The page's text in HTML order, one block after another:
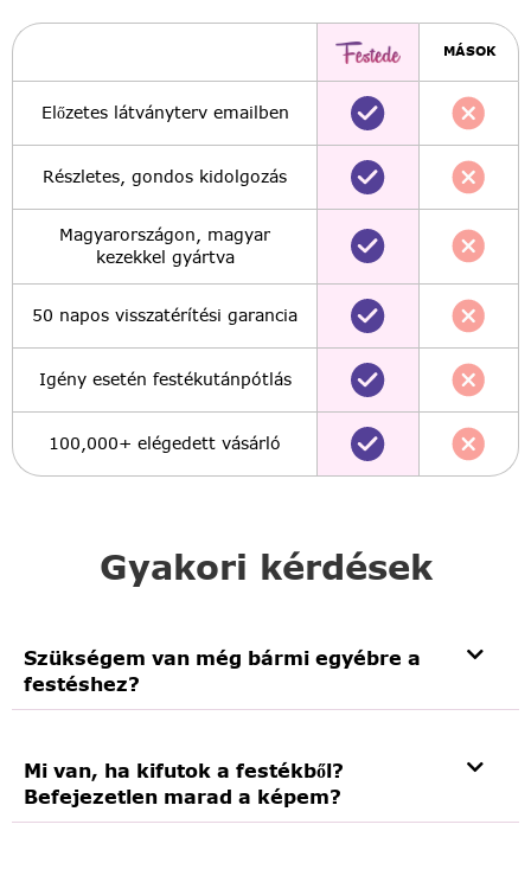
Gyakori kérdések
Szükségem van még bármi egyébre a
festéshez?
Mi van, ha kifutok a festékből?
Befejezetlen marad a képem?
MÁSOK
Előzetes látványterv emailben
Részletes, gondos kidolgozás
Magyarországon, magyar
kezekkel gyártva
50 napos visszatérítési garancia
Igény esetén festékutánpótlás
100,000+ elégedett vásárló